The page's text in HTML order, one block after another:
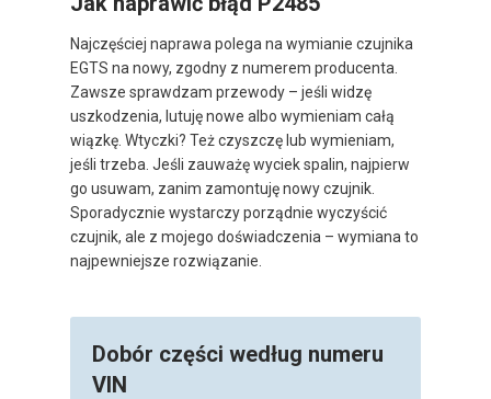
Najczęściej naprawa polega na wymianie czujnika
EGTS na nowy, zgodny z numerem producenta.
Zawsze sprawdzam przewody – jeśli widzę
uszkodzenia, lutuję nowe albo wymieniam całą
wiązkę. Wtyczki? Też czyszczę lub wymieniam,
jeśli trzeba. Jeśli zauważę wyciek spalin, najpierw
go usuwam, zanim zamontuję nowy czujnik.
Sporadycznie wystarczy porządnie wyczyścić
czujnik, ale z mojego doświadczenia – wymiana to
najpewniejsze rozwiązanie.
Dobór części według numeru
VIN